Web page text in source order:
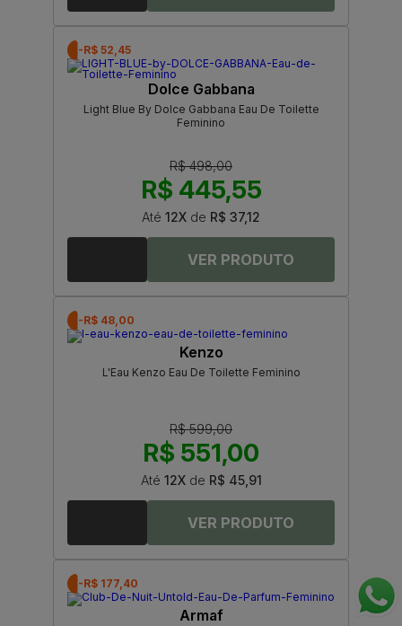
-R$ 52,45
Dolce Gabbana
Light Blue By Dolce Gabbana Eau De Toilette
Feminino
R$ 498,00
R$ 445,55
Até 12X de R$ 37,12
-R$ 48,00
Kenzo
L'Eau Kenzo Eau De Toilette Feminino
R$ 599,00
R$ 551,00
Até 12Xde R$ 45,91
-R$ 177,40
Armaf